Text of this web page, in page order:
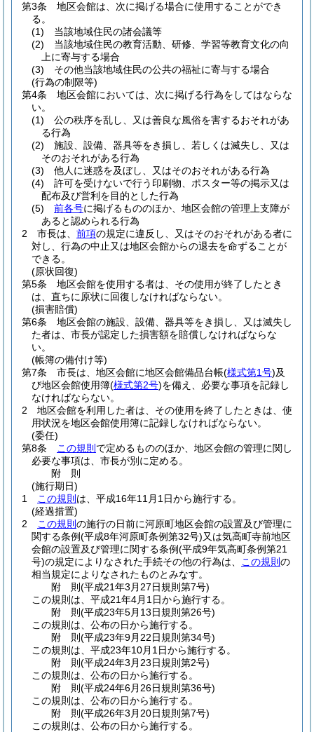
第3条
地区会館は、次に掲げる場合に使用することができ
る。
(1)
当該地域住民の諸会議等
(2)
当該地域住民の教育活動、研修、学習等教育文化の向
上に寄与する場合
(3)
その他当該地域住民の公共の福祉に寄与する場合
(行為の制限等)
第4条
地区会館においては、次に掲げる行為をしてはならな
い。
(1)
公の秩序を乱し、又は善良な風俗を害するおそれがあ
る行為
(2)
施設、設備、器具等をき損し、若しくは滅失し、又は
そのおそれがある行為
(3)
他人に迷惑を及ぼし、又はそのおそれがある行為
(4)
許可を受けないで行う印刷物、ポスター等の掲示又は
配布及び営利を目的とした行為
(5)
前各号に掲げるもののほか、地区会館の管理上支障が
あると認められる行為
2
市長は、 前項の規定に違反し、又はそのおそれがある者に
対し、行為の中止又は地区会館からの退去を命ずることが
できる。
(原状回復)
第5条
地区会館を使用する者は、その使用が終了したとき
は、直ちに原状に回復しなければならない。
(損害賠償)
第6条
地区会館の施設、設備、器具等をき損し、又は滅失し
た者は、市長が認定した損害額を賠償しなければならな
い。
(帳簿の備付け等)
第7条
市長は、地区会館に地区会館備品台帳(様式第1号)及
び地区会館使用簿(様式第2号)を備え、必要な事項を記録し
なければならない。
2
地区会館を利用した者は、その使用を終了したときは、使
用状況を地区会館使用簿に記録しなければならない。
(委任)
第8条
この規則 で定めるもののほか、地区会館の管理に関し
必要な事項は、市長が別に定める。
附 則
(施行期日)
1
この規則 は、平成16年11月1日から施行する。
(経過措置)
2
この規則 の施行の日前に河原町地区会館の設置及び管理に
関する条例(平成8年河原町条例第32号)又は気高町寺前地区
会館の設置及び管理に関する条例(平成9年気高町条例第21
号)の規定によりなされた手続その他の行為は、 この規則 の
相当規定によりなされたものとみなす。
附 則(平成21年3月27日規則第7号)
この規則は、平成21年4月1日から施行する。
附 則(平成23年5月13日規則第26号)
この規則は、公布の日から施行する。
附 則(平成23年9月22日規則第34号)
この規則は、平成23年10月1日から施行する。
附 則(平成24年3月23日規則第2号)
この規則は、公布の日から施行する。
附 則(平成24年6月26日規則第36号)
この規則は、公布の日から施行する。
附 則(平成26年3月20日規則第7号)
この規則は、公布の日から施行する。